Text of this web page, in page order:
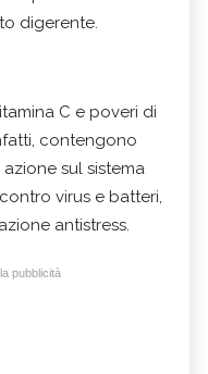
digerente.
C e poveri di
contengono
sul sistema
contro virus e batteri,
antistress.
pubblicità